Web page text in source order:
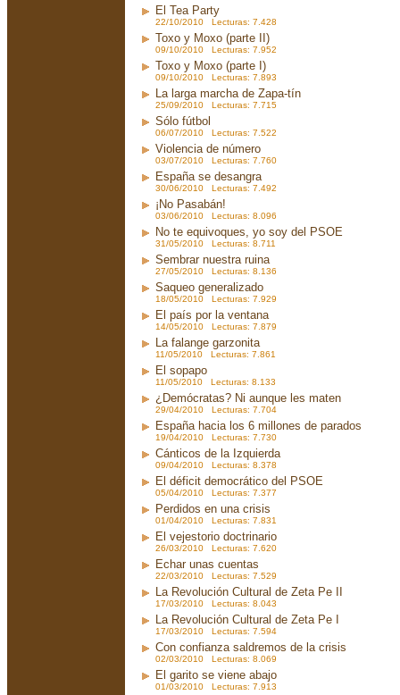
El Tea Party
22/10/2010 Lecturas: 7.428
Toxo y Moxo (parte II)
09/10/2010 Lecturas: 7.952
Toxo y Moxo (parte I)
09/10/2010 Lecturas: 7.893
La larga marcha de Zapa-tín
25/09/2010 Lecturas: 7.715
Sólo fútbol
06/07/2010 Lecturas: 7.522
Violencia de número
03/07/2010 Lecturas: 7.760
España se desangra
30/06/2010 Lecturas: 7.492
¡No Pasabán!
03/06/2010 Lecturas: 8.096
No te equivoques, yo soy del PSOE
31/05/2010 Lecturas: 8.711
Sembrar nuestra ruina
27/05/2010 Lecturas: 8.136
Saqueo generalizado
18/05/2010 Lecturas: 7.929
El país por la ventana
14/05/2010 Lecturas: 7.879
La falange garzonita
11/05/2010 Lecturas: 7.861
El sopapo
11/05/2010 Lecturas: 8.133
¿Demócratas? Ni aunque les maten
29/04/2010 Lecturas: 7.704
España hacia los 6 millones de parados
19/04/2010 Lecturas: 7.730
Cánticos de la Izquierda
09/04/2010 Lecturas: 8.378
El déficit democrático del PSOE
05/04/2010 Lecturas: 7.377
Perdidos en una crisis
01/04/2010 Lecturas: 7.831
El vejestorio doctrinario
26/03/2010 Lecturas: 7.620
Echar unas cuentas
22/03/2010 Lecturas: 7.529
La Revolución Cultural de Zeta Pe II
17/03/2010 Lecturas: 8.043
La Revolución Cultural de Zeta Pe I
17/03/2010 Lecturas: 7.594
Con confianza saldremos de la crisis
02/03/2010 Lecturas: 8.069
El garito se viene abajo
01/03/2010 Lecturas: 7.913